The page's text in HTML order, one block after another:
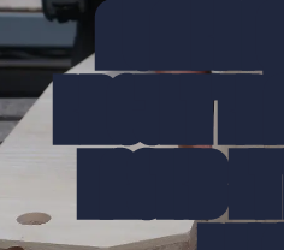
PROJET
ENSTIB